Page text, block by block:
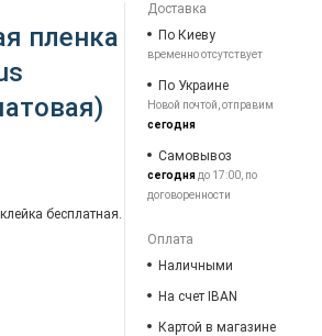
пленка
бесплатная.
Доставка
По Киеву
временно отсутствует
По Украине
Новой почтой, отправим
сегодня
Самовывоз
сегоднядо 17:00, по
договоренности
Оплата
Наличными
На счет IBAN
Картой в магазине